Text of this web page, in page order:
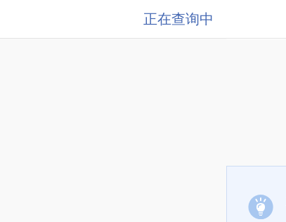
正在查询中